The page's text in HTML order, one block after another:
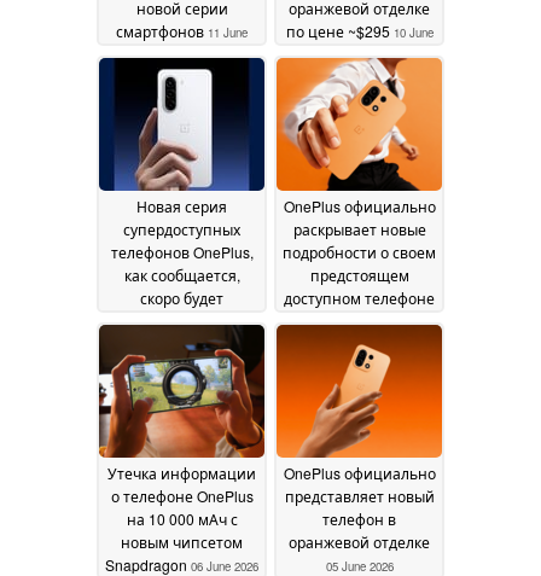
новой серии
смартфонов 11 June
2026
оранжевой отделке
по цене ~$295 10 June
2026
Новая серия
супердоступных
телефонов OnePlus,
как сообщается,
скоро будет
запущена09 June 2026
OnePlus официально
раскрывает новые
подробности о своем
предстоящем
доступном телефоне
08 June 2026
Утечка информации
о телефоне OnePlus
на 10 000 мАч с
новым чипсетом
Snapdragon 06 June 2026
OnePlus официально
представляет новый
телефон в
оранжевой отделке
05 June 2026